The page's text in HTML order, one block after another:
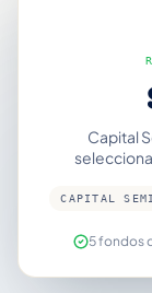
Capital
CAPITAL
5 fondos